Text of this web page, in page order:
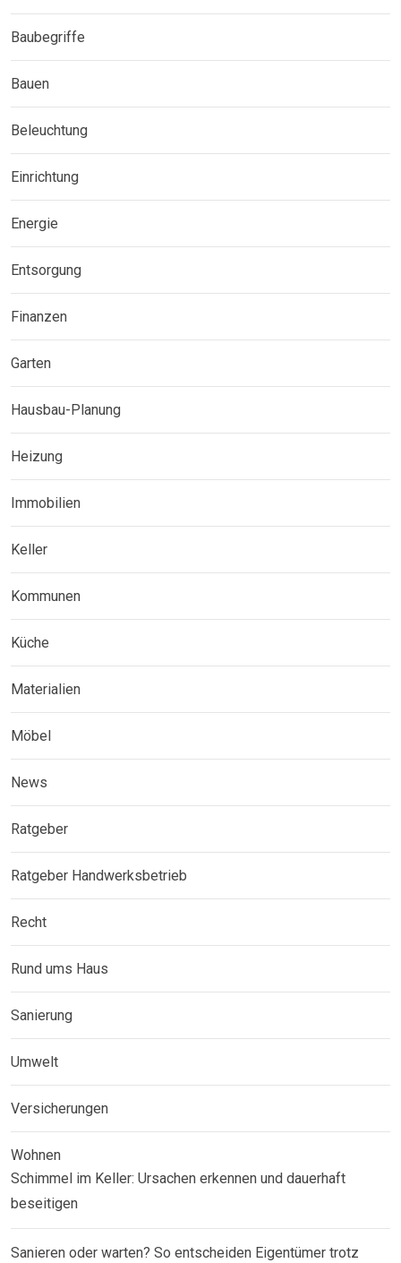
Baubegriffe
Bauen
Beleuchtung
Einrichtung
Energie
Entsorgung
Finanzen
Garten
Hausbau-Planung
Heizung
Immobilien
Keller
Kommunen
Küche
Materialien
Möbel
News
Ratgeber
Ratgeber Handwerksbetrieb
Recht
Rund ums Haus
Sanierung
Umwelt
Versicherungen
Wohnen
Schimmel im Keller: Ursachen erkennen und dauerhaft
beseitigen
Sanieren oder warten? So entscheiden Eigentümer trotz